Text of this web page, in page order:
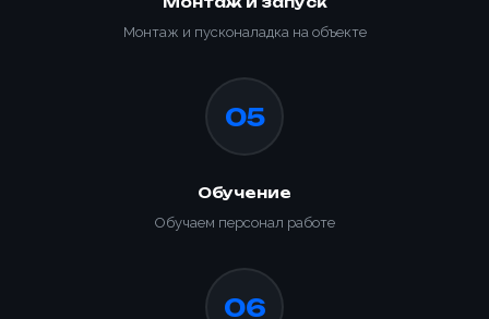
Монтаж и пусконаладка на объекте
05
Обучение
Обучаем персонал работе
06